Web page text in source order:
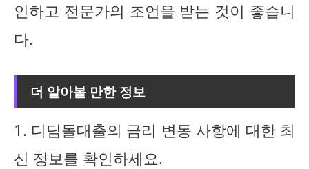
인하고 전문가의 조언을 받는 것이 좋습니
다.
더 알아볼 만한 정보
1. 디딤돌대출의 금리 변동 사항에 대한 최
신 정보를 확인하세요.